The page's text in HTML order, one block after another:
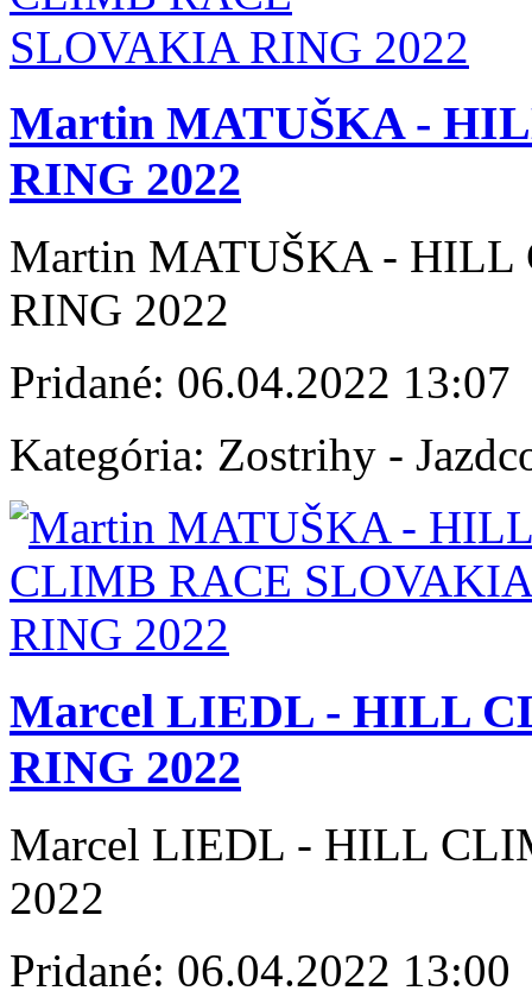
Martin MATUŠKA -
RING 2022
Martin MATUŠKA -
RING 2022
Pridané: 06.04.2022 13:07
Kategória: Zostrihy -
Marcel LIEDL - HILL
RING 2022
Marcel LIEDL - HILL
2022
Pridané: 06.04.2022 13:00